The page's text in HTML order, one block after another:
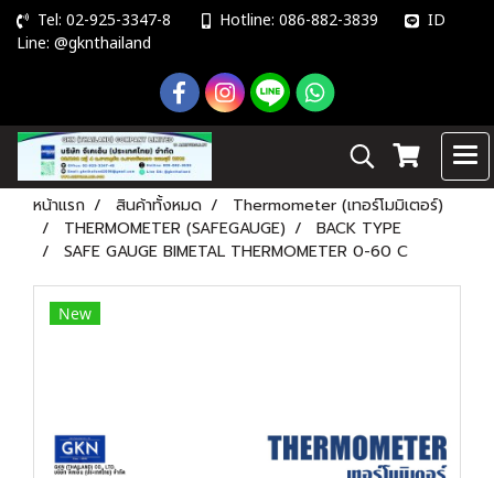
Tel: 02-925-3347-8 Hotline: 086-882-3839 ID
Line: @gknthailand
หน้าแรก สินค้าทั้งหมด
Thermometer (เทอร์โมมิเตอร์)
THERMOMETER (SAFEGAUGE)
BACK TYPE
SAFE GAUGE BIMETAL THERMOMETER 0-60 C
New